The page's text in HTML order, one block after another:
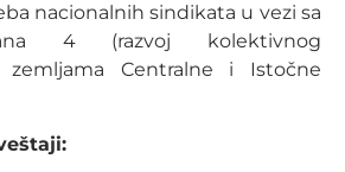
nacionalnih sindikata u vezi sa
4 (razvoj kolektivnog
zemljama Centralne i Istočne